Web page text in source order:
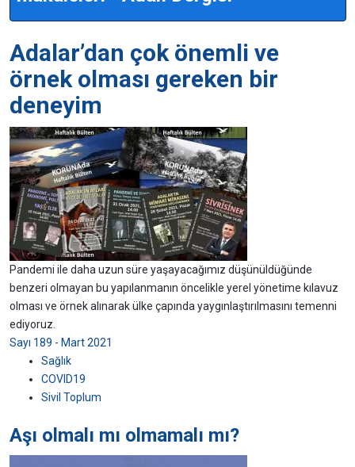
Adalar’dan çok önemli ve
örnek olması gereken bir
deneyim
Pandemi ile daha uzun süre yaşayacağımız düşünüldüğünde
benzeri olmayan bu yapılanmanın öncelikle yerel yönetime kılavuz
olması ve örnek alınarak ülke çapında yaygınlaştırılmasını temenni
ediyoruz.
Sayı 189 - Mart 2021
Sağlık
COVID19
Sivil Toplum
Aşı olmalı mı olmamalı mı?